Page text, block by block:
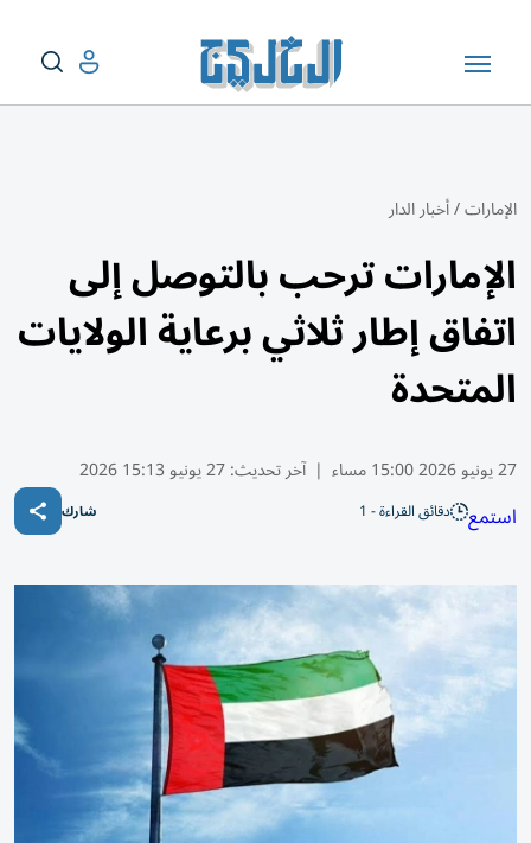
الإمارات/أخبار الدار
الإمارات ترحب بالتوصل إلى
اتفاق إطار ثلاثي برعاية الولايات
المتحدة
27 يونيو 2026 15:00 مساء | آخر تحديث:27 يونيو 15:13 2026
استمع دقائق القراءة - 1 شارك